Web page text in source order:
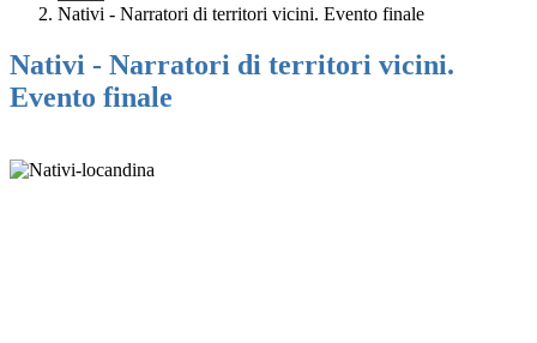
Nativi - Narratori di territori vicini. Evento finale
Nativi - Narratori di territori vicini.
Evento finale